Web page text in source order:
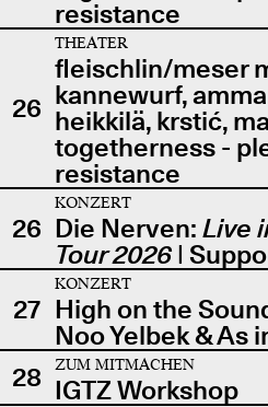
resistance
26
THEATER
fleischlin/meser
kannewurf,
heikkilä, krstić,
togetherness -
resistance
26
KONZERT
Die Nerven: Live
Tour 2026|
27
KONZERT
High on the
Noo Yelbek & As
28
ZUM MITMACHEN
IGTZ Workshop